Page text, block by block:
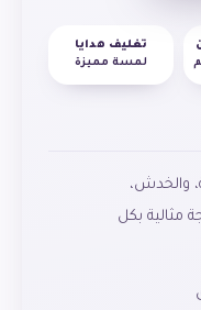
تغليف هدايا
لمسة مميزة
مختلفة، والخدش،
مثالية بكل